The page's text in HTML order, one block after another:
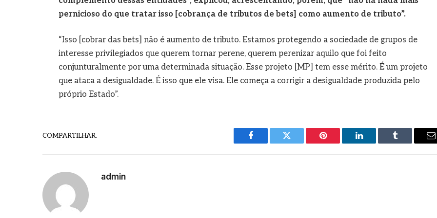
pernicioso do que tratar isso [cobrança de tributos de bets] como aumento de tributo”.
“Isso [cobrar das bets] não é aumento de tributo. Estamos protegendo a sociedade de grupos de
interesse privilegiados que querem tornar perene, querem perenizar aquilo que foi feito
conjunturalmente por uma determinada situação. Esse projeto [MP] tem esse mérito. É um projeto
que ataca a desigualdade. É isso que ele visa. Ele começa a corrigir a desigualdade produzida pelo
próprio Estado”.
COMPARTILHAR.
Facebook Twitter Pinterest LinkedIn Tumblr
admin